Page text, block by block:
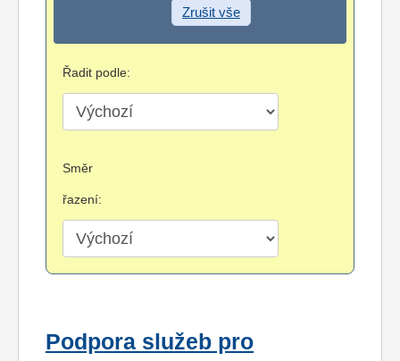
Zrušit vše
Řadit podle:
Směr
řazení:
Podpora služeb pro